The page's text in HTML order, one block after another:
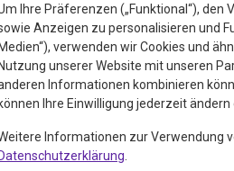
& Neuigkeiten
Ihre Präferenzen („Funktional“), den
Anzeigen zu personalisieren und
verwenden wir Cookies und
unserer Website mit unseren
Informationen kombinieren
Ihre Einwilligung jederzeit ändern
Informationen zur Verwendung